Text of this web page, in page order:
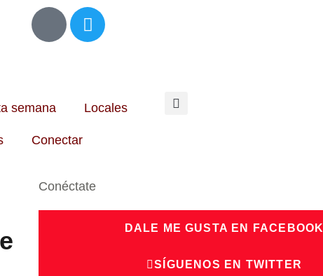
semana Locales
Conectar
Conéctate
DALE ME GUSTA EN FACEBOOK
SÍGUENOS EN TWITTER